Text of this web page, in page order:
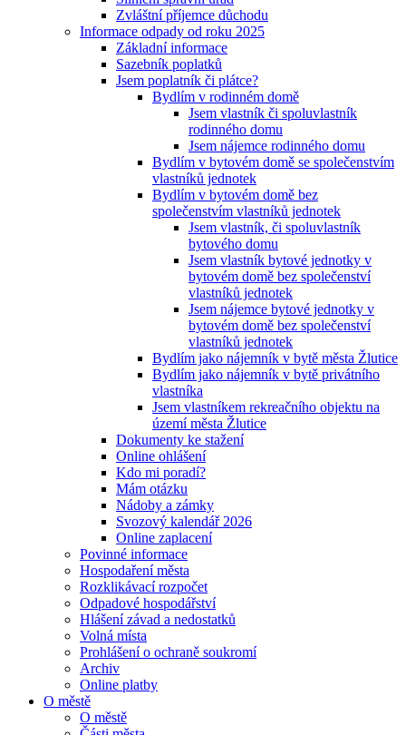
Zvláštní příjemce důchodu
Informace odpady od roku 2025
Základní informace
Sazebník poplatků
Jsem poplatník či plátce?
Bydlím v rodinném domě
Jsem vlastník či spoluvlastník
rodinného domu
Jsem nájemce rodinného domu
Bydlím v bytovém domě se společenstvím
vlastníků jednotek
Bydlím v bytovém domě bez
společenstvím vlastníků jednotek
Jsem vlastník, či spoluvlastník
bytového domu
Jsem vlastník bytové jednotky v
bytovém domě bez společenství
vlastníků jednotek
Jsem nájemce bytové jednotky v
bytovém domě bez společenství
vlastníků jednotek
Bydlím jako nájemník v bytě města Žlutice
Bydlím jako nájemník v bytě privátního
vlastníka
Jsem vlastníkem rekreačního objektu na
území města Žlutice
Dokumenty ke stažení
Online ohlášení
Kdo mi poradí?
Mám otázku
Nádoby a zámky
Svozový kalendář 2026
Online zaplacení
Povinné informace
Hospodaření města
Rozklikávací rozpočet
Odpadové hospodářství
Hlášení závad a nedostatků
Volná místa
Prohlášení o ochraně soukromí
Archiv
Online platby
O městě
O městě